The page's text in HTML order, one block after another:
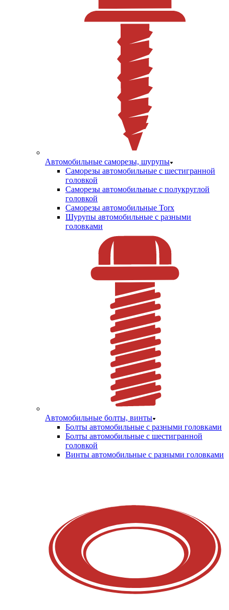
Автомобильные саморезы, шурупы
Саморезы автомобильные с шестигранной
головкой
Саморезы автомобильные с полукруглой
головкой
Саморезы автомобильные Torx
Шурупы автомобильные с разными
головками
Автомобильные болты, винты
Болты автомобильные с разными головками
Болты автомобильные с шестигранной
головкой
Винты автомобильные с разными головками